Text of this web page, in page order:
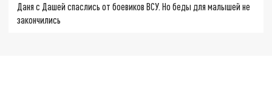
Даня с Дашей спаслись от боевиков ВСУ. Но беды для малышей не
закончились